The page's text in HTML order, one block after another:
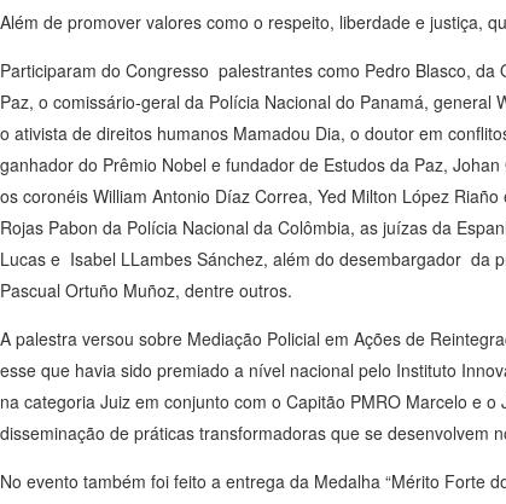
Além de promover valores como o respeito, liberdade e justiça,
Participaram do Congresso palestrantes como Pedro Blasco, da
Paz, o comissário-geral da Polícia Nacional do Panamá, general
o ativista de direitos humanos Mamadou Dia, o doutor em
ganhador do Prêmio Nobel e fundador de Estudos da Paz,
os coronéis William Antonio Díaz Correa, Yed Milton López
Rojas Pabon da Polícia Nacional da Colômbia, as juízas da
Lucas e Isabel LLambes Sánchez, além do desembargador da
Pascual Ortuño Muñoz, dentre outros.
A palestra versou sobre Mediação Policial em Ações de
esse que havia sido premiado a nível nacional pelo Instituto
na categoria Juiz em conjunto com o Capitão PMRO Marcelo e
disseminação de práticas transformadoras que se desenvolvem
No evento também foi feito a entrega da Medalha “Mérito Forte